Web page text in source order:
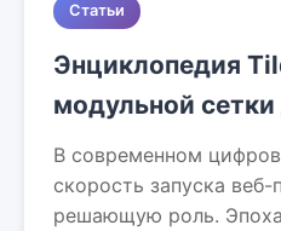
Статьи
Энциклопедия
модульной
В современном
скорость запуска
решающую роль.